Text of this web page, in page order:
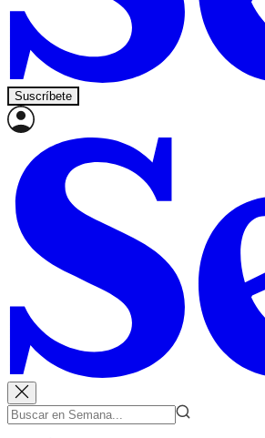
Suscríbete